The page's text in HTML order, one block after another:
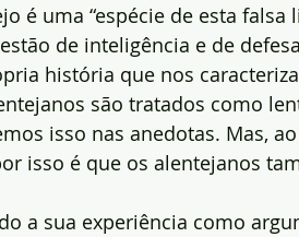
é uma “espécie de esta falsa
de inteligência e de
história que nos
são tratados como
isso nas anedotas. Mas,
isso é que os alentejanos
a sua experiência como